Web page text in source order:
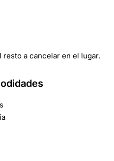
a cancelar en el lugar.